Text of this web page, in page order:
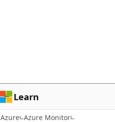
容
Learn
Azure Azure Monitor